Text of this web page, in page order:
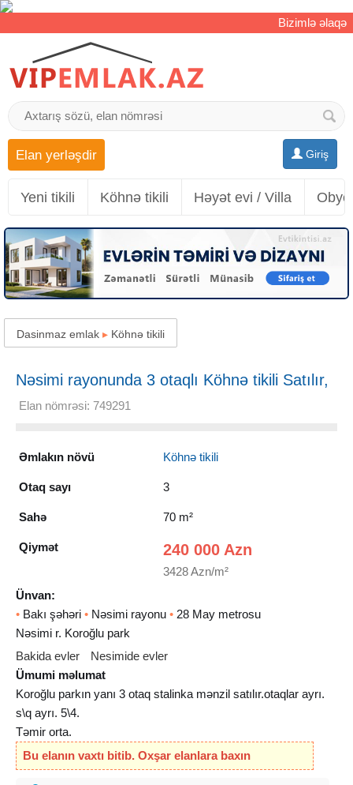
Bizimlə əlaqə
Giriş
Elan yerləşdir
Yeni tikili Köhnə tikili Həyət evi / Villa
Dasinmaz emlak ▸ Köhnə tikili
Nəsimi rayonunda 3 otaqlı Köhnə tikili Satılır,
70 m²
Elan nömrəsi: 749291
Əmlakın növü Köhnə tikili
Otaq sayı 3
Sahə 70 m²
Qiymət 240 000 Azn
3428 Azn/m²
Ünvan:
• Bakı şəhəri • Nəsimi rayonu • 28 May metrosu
Nəsimi r. Koroğlu park
Bakida evler
Nesimide evler
Ümumi məlumat
Koroğlu parkın yanı 3 otaq stalinka mənzil satılır.otaqlar ayrı.
s\q ayrı. 5\4.
Təmir orta.
Bu elanın vaxtı bitib. Oxşar elanlara baxın